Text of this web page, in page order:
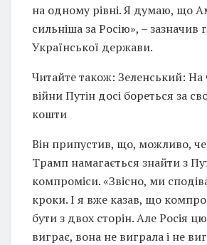
на одному рівні. Я думаю, що
сильніша за Росію», – зазначив
Української держави.
Читайте також: Зеленський: На
війни Путін досі бореться за
кошти
Він припустив, що, можливо,
Трамп намагається знайти з
компроміси. «Звісно, ми
кроки. І я вже казав, що
бути з двох сторін. Але Росія
виграє, вона не виграла і не